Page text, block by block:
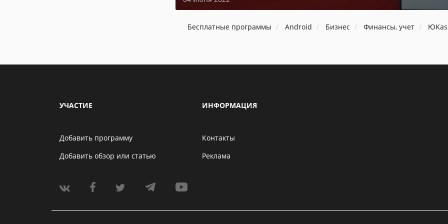
Бесплатные программы Android Бизнес Финансы, учет
УЧАСТИЕ
Добавить программу
Добавить обзор или статью
ИНФОРМАЦИЯ
Контакты
Реклама